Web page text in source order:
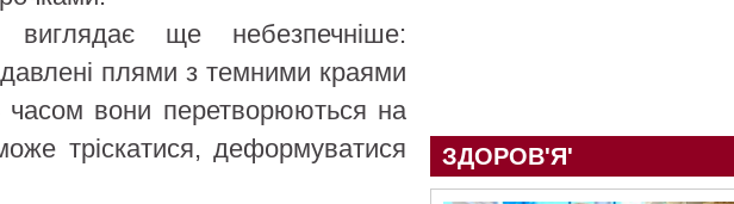
ще небезпечніше:
плями з темними краями
часом вони перетворюються на
тріскатися, деформуватися
ЗДОРОВ'Я'